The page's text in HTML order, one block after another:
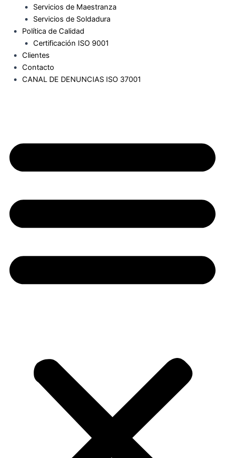
Servicios de Maestranza
Servicios de Soldadura
Política de Calidad
Certificación ISO 9001
Clientes
Contacto
CANAL DE DENUNCIAS ISO 37001